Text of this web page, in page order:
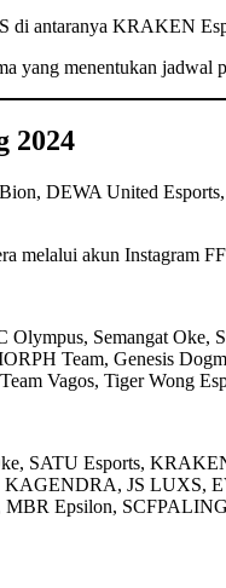
di antaranya KRAKEN
yang menentukan
2024
melalui akun Instagram
Semangat Oke,
Team, Genesis
Vagos, Tiger Wong
SATU Esports,
JS LUXS,
MBR Epsilon,